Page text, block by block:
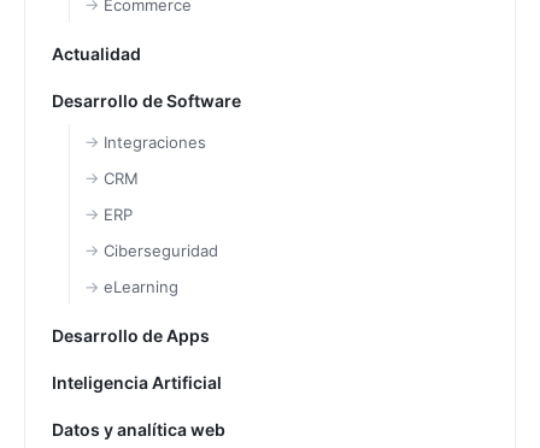
Ecommerce
Actualidad
Desarrollo de Software
Integraciones
CRM
ERP
Ciberseguridad
eLearning
Desarrollo de Apps
Inteligencia Artificial
Datos y analítica web